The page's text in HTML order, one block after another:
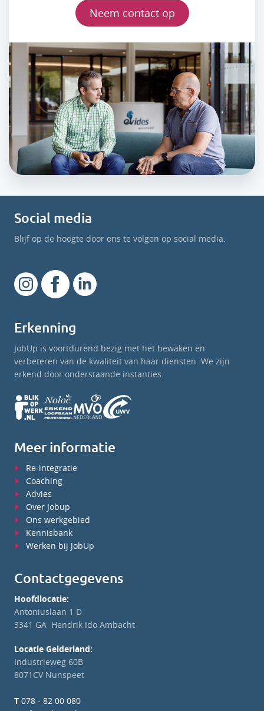
Neem contact op
Social media
Blijf op de hoogte door ons te volgen op social media.
Erkenning
JobUp is voortdurend bezig met het bewaken en
verbeteren van de kwaliteit van haar diensten. We zijn
erkend door onderstaande instanties.
Meer informatie
Re-integratie
Coaching
Advies
Over Jobup
Ons werkgebied
Kennisbank
Werken bij JobUp
Contactgegevens
Hoofdlocatie:
Antoniuslaan 1 D
3341 GA Hendrik Ido Ambacht
Locatie Gelderland:
Industrieweg 60B
8071CV Nunspeet
T 078 - 82 00 080